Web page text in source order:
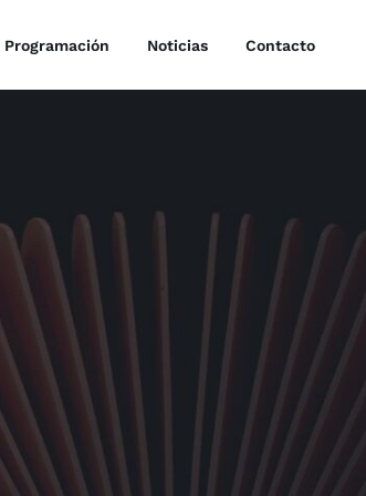
Programación Noticias Contacto